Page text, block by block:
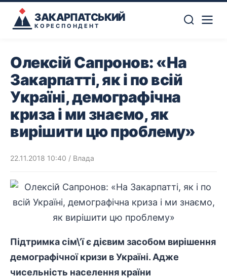
ЗАКАРПАТСЬКИЙ
КОРЕСПОНДЕНТ
Олексій Сапронов: «На
Закарпатті, як і по всій
Україні, демографічна
криза і ми знаємо, як
вирішити цю проблему»
22.11.2018 10:40 / Влада
Підтримка сім\’ї є дієвим засобом вирішення
демографічної кризи в Україні. Адже
чисельність населення країни